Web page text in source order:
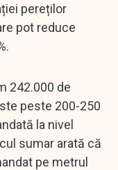
pereților
pot reduce
242.000 de
peste 200-250
la nivel
sumar arată că
pe metrul